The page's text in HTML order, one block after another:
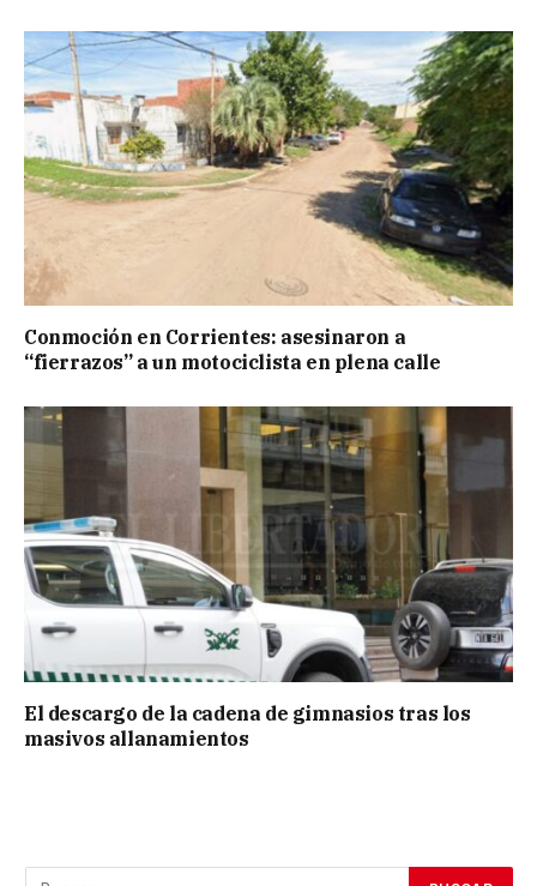
Conmoción en Corrientes: asesinaron a
“fierrazos” a un motociclista en plena calle
El descargo de la cadena de gimnasios tras los
masivos allanamientos